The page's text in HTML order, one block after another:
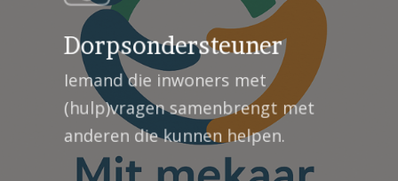
Dorpsondersteuner
Iemand die inwoners met
(hulp)vragen samenbrengt met
anderen die kunnen helpen.